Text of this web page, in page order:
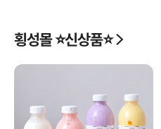
횡성몰 ⭐신상품⭐